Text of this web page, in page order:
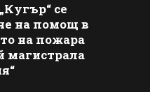
се
на помощ в
на пожара
магистрала